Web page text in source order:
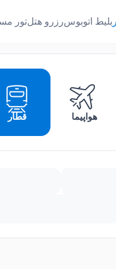
بلیط اتوبوسرزرو هتلتور
هواپیما قطار